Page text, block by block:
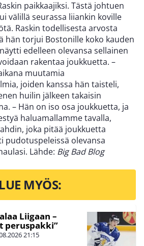
paikkaajiksi. Tästä johtuen
välillä seurassa liiankin koville
Raskin todellisesta arvosta
hän torjui Bostonille koko kauden
edelleen olevansa sellainen
rakentaa joukkuetta. –
muutamia
joiden kanssa hän taisteli,
huilin jälkeen takaisin
– Hän on iso osa joukkuetta, ja
haluamallamme tavalla,
joka pitää joukkuetta
pudotuspeleissä olevansa
Lähde: Big Bad Blog
LUE MYÖS:
Liigaan –
peruspakki”
21:15